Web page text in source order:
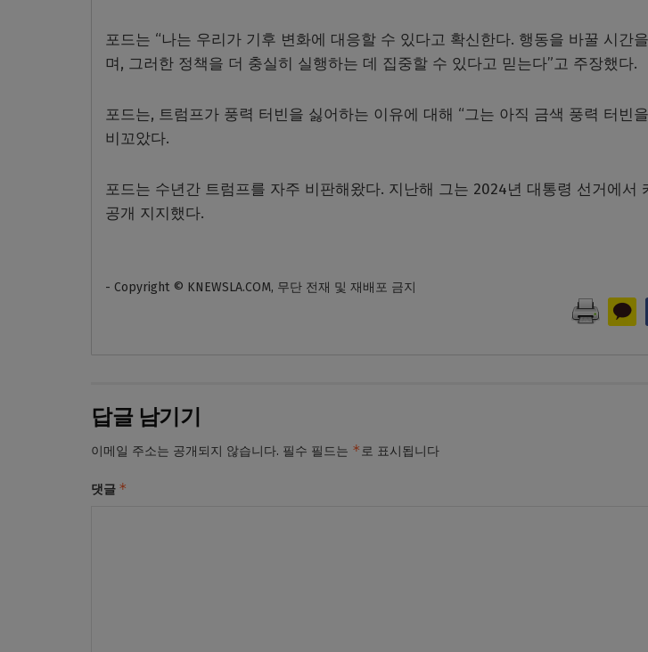
포드는 “나는 우리가 기후 변화에 대응할 수 있다고 확신한다. 행동을 바꿀 시간
며, 그러한 정책을 더 충실히 실행하는 데 집중할 수 있다고 믿는다”고 주장했다.
포드는, 트럼프가 풍력 터빈을 싫어하는 이유에 대해 “그는 아직 금색 풍력 터빈
비꼬았다.
포드는 수년간 트럼프를 자주 비판해왔다. 지난해 그는 2024년 대통령 선거에서
공개 지지했다.
- Copyright © KNEWSLA.COM, 무단 전재 및 재배포 금지
답글 남기기
이메일 주소는 공개되지 않습니다. 필수 필드는 *로 표시됩니다
댓글 *